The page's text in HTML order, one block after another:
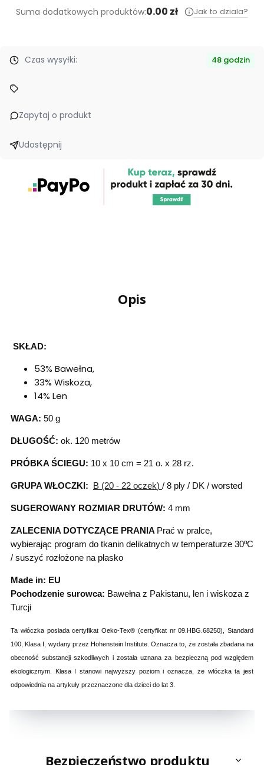
Suma dodatkowych produktów:0.00 zł Jak to dziala?
Czas wysyłki: 48 godzin
Zapytaj o produkt
Udostępnij
Opis
SKŁAD:
53% Bawełna,
33% Wiskoza,
14% Len
WAGA: 50 g
DŁUGOŚĆ: ok. 120 metrów
PRÓBKA ŚCIEGU: 10 x 10 cm = 21 o. x 28 rz.
GRUPA WŁOCZKI: B (20 - 22 oczek) / 8 ply / DK / worsted
SUGEROWANY ROZMIAR DRUTÓW: 4 mm
ZALECENIA DOTYCZĄCE PRANIA Prać w pralce,
wybierając program do tkanin delikatnych w temperaturze 30ºC
/ suszyć rozłożone na płasko
Made in: EU
Pochodzenie surowca: Bawełna z Pakistanu, len i wiskoza z
Turcji
Ta włóczka posiada certyfikat Oeko-Tex® (certyfikat nr 09.HBG.68250), Standard
100, Klasa I, wydany przez Hohenstein Institute. Oznacza to, że została zbadana na
obecność substancji szkodliwych i została uznana za bezpieczną pod względem
ekologicznym. Klasa I stanowi najwyższy poziom i oznacza, że włóczka ta jest
odpowiednia na artykuły przeznaczone dla dzieci do lat 3.
Bezpieczeństwo produktu